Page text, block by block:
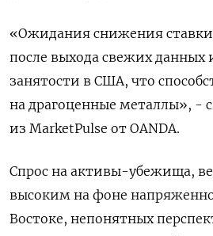
«Ожидания снижения
после выхода свежих
занятости ‌в США, что
на драгоценные металлы», -
из MarketPulse от OANDA.
Спрос на активы-убежища,
высоким на фоне
Востоке, непонятных